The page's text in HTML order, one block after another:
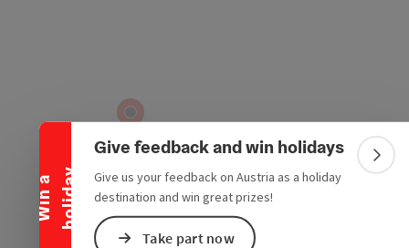
W
i
n
a
h
o
l
i
d
a y
Collapse banner Give feedback and win holidays
Give us your feedback on Austria as a holiday
destination and win great prizes!
Take part now